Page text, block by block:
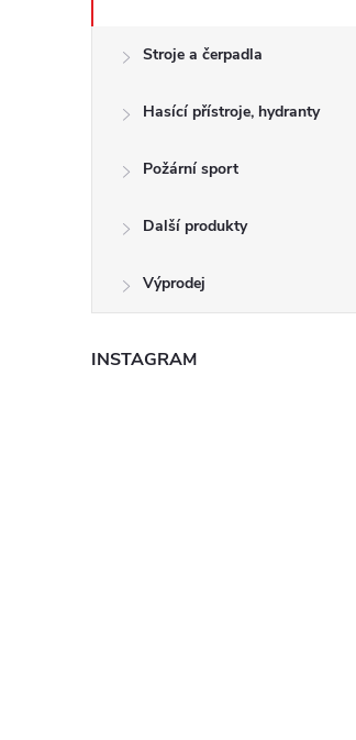
Stroje a čerpadla
Hasící přístroje, hydranty
Požární sport
Další produkty
Výprodej
INSTAGRAM